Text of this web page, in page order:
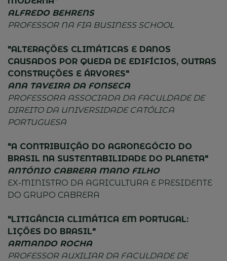
ALFREDO BEHRENS
PROFESSOR NA FIA BUSINESS SCHOOL
"ALTERAÇÕES CLIMÁTICAS E DANOS
CAUSADOS POR QUEDA DE EDIFÍCIOS, OUTRAS
CONSTRUÇÕES E ÁRVORES"
ANA TAVEIRA DA FONSECA
PROFESSORA ASSOCIADA DA FACULDADE DE
DIREITO DA UNIVERSIDADE CATÓLICA
PORTUGUESA
"A CONTRIBUIÇÃO DO AGRONEGÓCIO DO
BRASIL NA SUSTENTABILIDADE DO PLANETA"
ANTÓNIO CABRERA MANO FILHO
EX-MINISTRO DA AGRICULTURA E PRESIDENTE
DO GRUPO CABRERA
"LITIGÂNCIA CLIMÁTICA EM PORTUGAL:
LIÇÕES DO BRASIL"
ARMANDO ROCHA
PROFESSOR AUXILIAR DA FACULDADE DE